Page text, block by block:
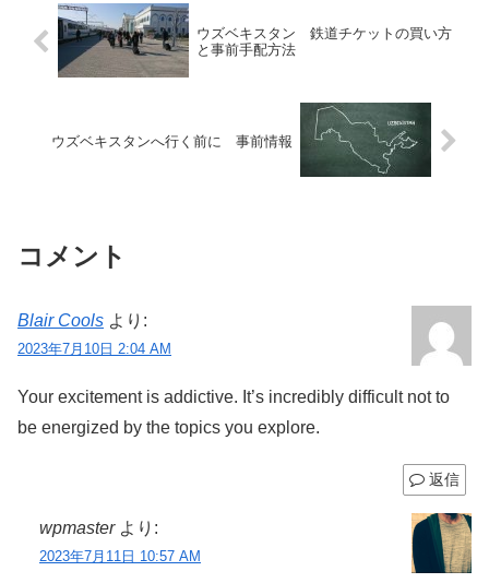
ウズベキスタン 鉄道チケットの買い方
と事前手配方法
ウズベキスタンへ行く前に 事前情報
コメント
Blair Cools より:
2023年7月10日 2:04 AM
Your excitement is addictive. It’s incredibly difficult not to
be energized by the topics you explore.
返信
wpmaster より:
2023年7月11日 10:57 AM